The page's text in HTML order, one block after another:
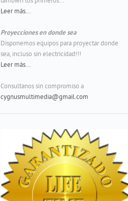
Leer más...
Proyecciones en donde sea
Disponemos equipos para proyectar donde
sea, incluso sin electricidad!!!
Leer más...
Consultanos sin compromiso a
cygnusmultimedia@gmail.com